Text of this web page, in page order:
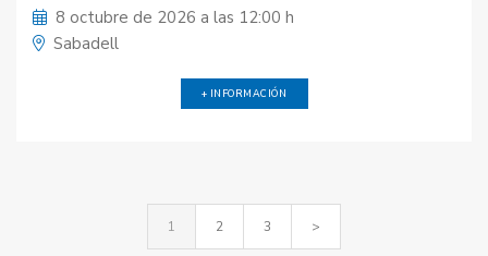
8 octubre de 2026 a las 12:00 h
Sabadell
+ INFORMACIÓN
1 2 3 >